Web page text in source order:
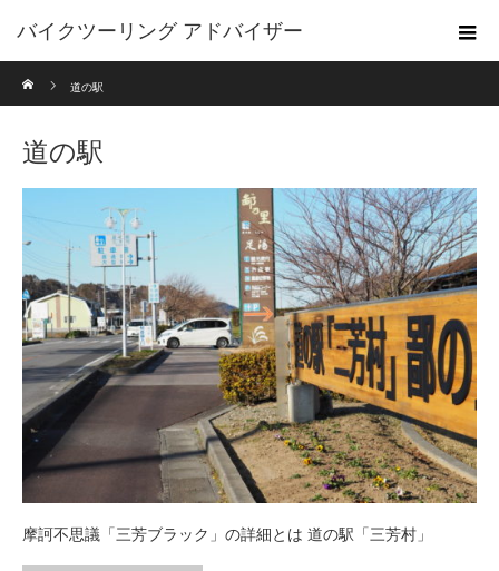
バイクツーリング アドバイザー
道の駅
道の駅
摩訶不思議「三芳ブラック」の詳細とは 道の駅「三芳村」